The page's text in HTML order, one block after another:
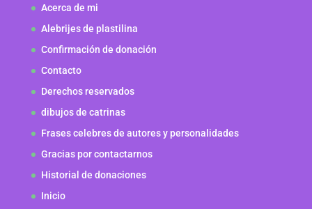
Acerca de mi
Alebrijes de plastilina
Confirmación de donación
Contacto
Derechos reservados
dibujos de catrinas
Frases celebres de autores y personalidades
Gracias por contactarnos
Historial de donaciones
Inicio